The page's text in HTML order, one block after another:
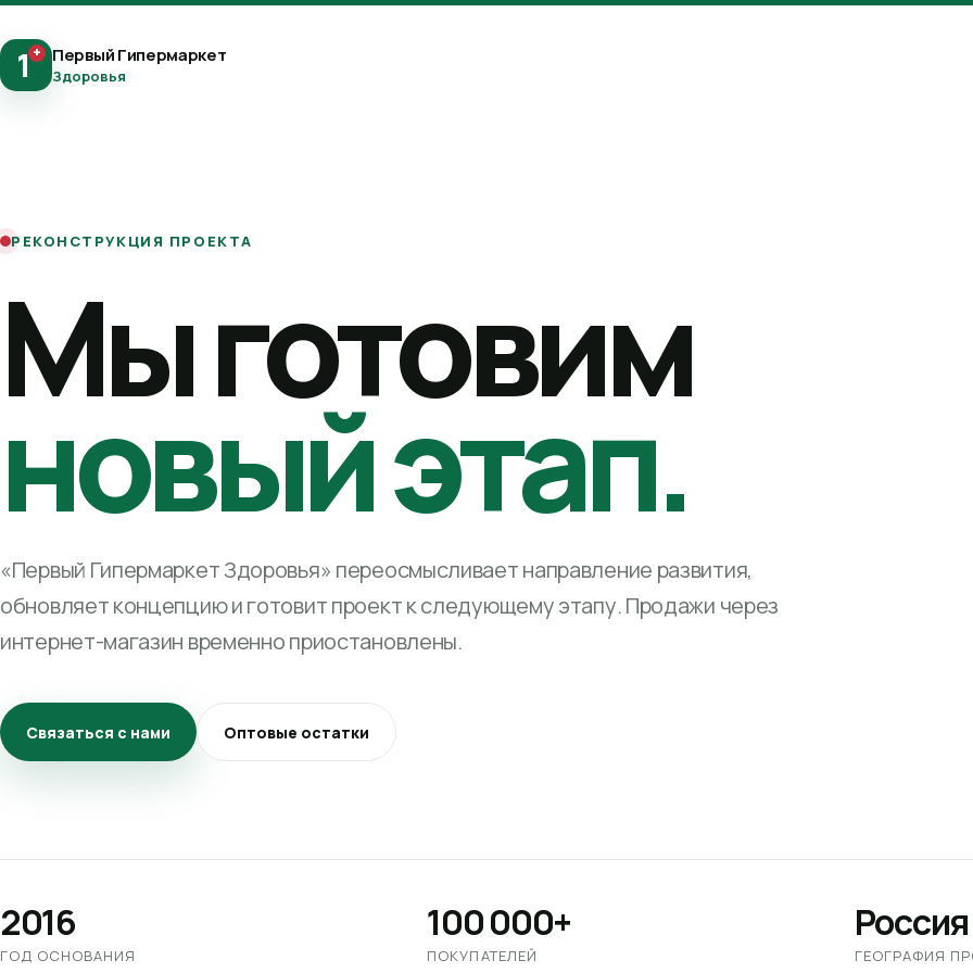
1+ Первый Гипермаркет
Здоровья
РЕКОНСТРУКЦИЯ ПРОЕКТА
Мы готовим
новый этап.
«Первый Гипермаркет Здоровья» переосмысливает направление развития,
обновляет концепцию и готовит проект к следующему этапу. Продажи через
интернет-магазин временно приостановлены.
Связаться с нами Оптовые остатки
2016
ГОД ОСНОВАНИЯ
100 000+
ПОКУПАТЕЛЕЙ
Россия
ГЕОГРАФИЯ